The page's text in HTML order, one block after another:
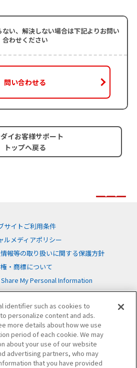
い、解決しない場合は下記よりお問い
合わせください
問い合わせる
イお客様サポート
トップへ戻る
サイトご利用条件
ルメディアポリシー
報等の取り扱いに関する保護方針
・商標について
My Personal Information
©BANDAI
identifier such as cookies to
personalize content and ads.
more details about how we use
period of each cookie. We may
about your use of our website
advertising partners, who may
that you have provided